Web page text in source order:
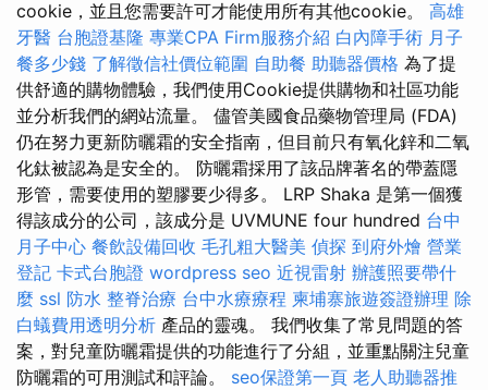
cookie，並且您需要許可才能使用所有其他cookie。 高雄
牙醫 台胞證基隆 專業CPA Firm服務介紹 白內障手術 月子
餐多少錢 了解徵信社價位範圍 自助餐 助聽器價格 為了提
供舒適的購物體驗，我們使用Cookie提供購物和社區功能
並分析我們的網站流量。 儘管美國食品藥物管理局 (FDA)
仍在努力更新防曬霜的安全指南，但目前只有氧化鋅和二氧
化鈦被認為是安全的。 防曬霜採用了該品牌著名的帶蓋隱
形管，需要使用的塑膠要少得多。 LRP Shaka 是第一個獲
得該成分的公司，該成分是 UVMUNE four hundred 台中
月子中心 餐飲設備回收 毛孔粗大醫美 偵探 到府外燴 營業
登記 卡式台胞證 wordpress seo 近視雷射 辦護照要帶什
麼 ssl 防水 整脊治療 台中水療療程 柬埔寨旅遊簽證辦理 除
白蟻費用透明分析 產品的靈魂。 我們收集了常見問題的答
案，對兒童防曬霜提供的功能進行了分組，並重點關注兒童
防曬霜的可用測試和評論。 seo保證第一頁 老人助聽器推